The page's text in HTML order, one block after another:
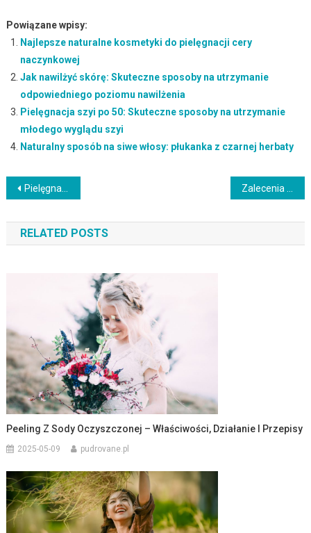
Powiązane wpisy:
Najlepsze naturalne kosmetyki do pielęgnacji cery
naczynkowej
Jak nawilżyć skórę: Skuteczne sposoby na utrzymanie
odpowiedniego poziomu nawilżenia
Pielęgnacja szyi po 50: Skuteczne sposoby na utrzymanie
młodego wyglądu szyi
Naturalny sposób na siwe włosy: płukanka z czarnej herbaty
Nawigacja
wpisu
Pielęgnacja stóp: Jak dbać o zdrowie i urodę przez cały rok
RELATED POSTS
Peeling Z Sody Oczyszczonej – Właściwości, Działanie I Przepisy
2025-05-09 pudrovane.pl